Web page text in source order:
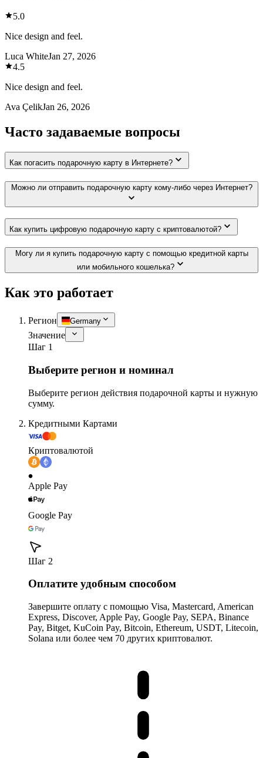
5.0
Nice design and feel.
Luca WhiteJan 27, 2026
4.5
Nice design and feel.
Ava ÇelikJan 26, 2026
Часто задаваемые вопросы
Как погасить подарочную карту в Интернете?
Можно ли отправить подарочную карту кому-либо через Интернет?
Как купить цифровую подарочную карту с криптовалютой?
Могу ли я купить подарочную карту с помощью кредитной карты
или мобильного кошелька?
Как это работает
Регион Germany
Значение
Шаг 1
Выберите регион и номинал
Выберите регион действия подарочной карты и нужную
сумму.
Кредитными Картами
Криптовалютой
Apple Pay
Google Pay
Шаг 2
Оплатите удобным способом
Завершите оплату с помощью Visa, Mastercard, American
Express, Discover, Apple Pay, Google Pay, SEPA, Binance
Pay, Bitget, KuCoin Pay, Bitcoin, Ethereum, USDT, Litecoin,
Solana или более чем 70 других криптовалют.